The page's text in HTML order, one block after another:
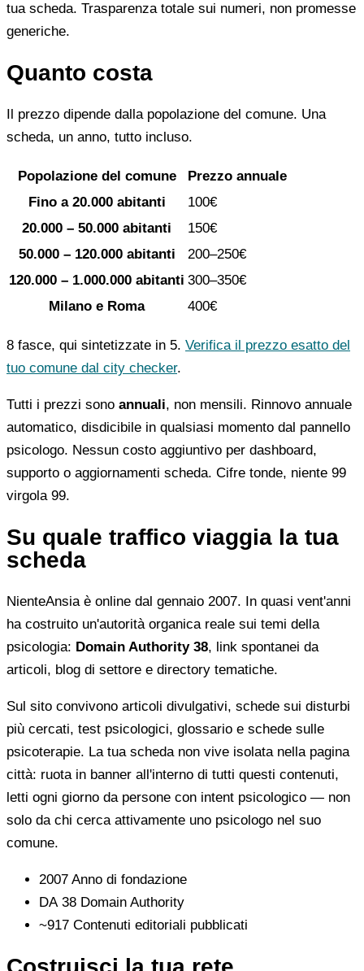
tua scheda. Trasparenza totale sui numeri, non promesse
generiche.
Quanto costa
Il prezzo dipende dalla popolazione del comune. Una
scheda, un anno, tutto incluso.
Popolazione del comune
Prezzo annuale
Fino a 20.000 abitanti
100€
20.000 – 50.000 abitanti
150€
50.000 – 120.000 abitanti
200–250€
120.000 – 1.000.000 abitanti 300–350€
Milano e Roma
400€
8 fasce, qui sintetizzate in 5. Verifica il prezzo esatto del
tuo comune dal city checker.
Tutti i prezzi sono annuali, non mensili. Rinnovo annuale
automatico, disdicibile in qualsiasi momento dal pannello
psicologo. Nessun costo aggiuntivo per dashboard,
supporto o aggiornamenti scheda. Cifre tonde, niente 99
virgola 99.
Su quale traffico viaggia la tua
scheda
NienteAnsia è online dal gennaio 2007. In quasi vent'anni
ha costruito un'autorità organica reale sui temi della
psicologia: Domain Authority 38, link spontanei da
articoli, blog di settore e directory tematiche.
Sul sito convivono articoli divulgativi, schede sui disturbi
più cercati, test psicologici, glossario e schede sulle
psicoterapie. La tua scheda non vive isolata nella pagina
città: ruota in banner all'interno di tutti questi contenuti,
letti ogni giorno da persone con intent psicologico — non
solo da chi cerca attivamente uno psicologo nel suo
comune.
2007 Anno di fondazione
DA 38 Domain Authority
~917 Contenuti editoriali pubblicati